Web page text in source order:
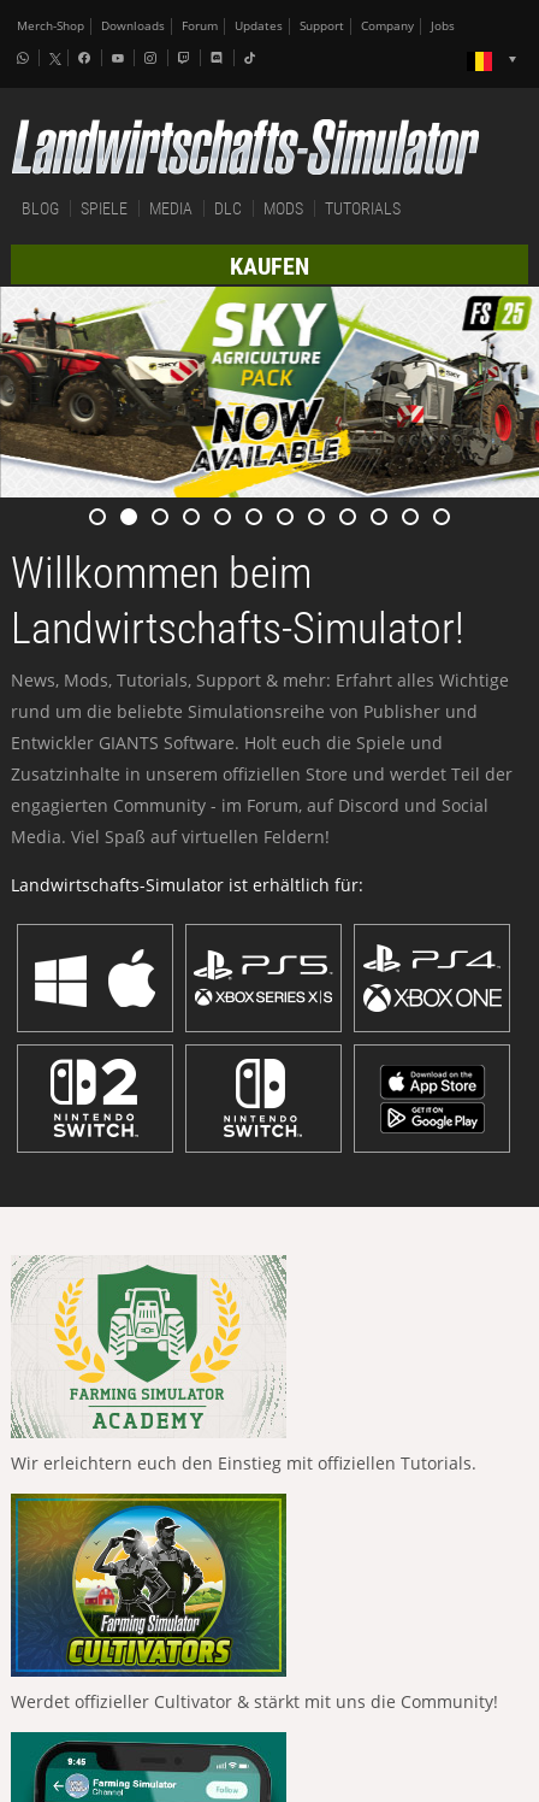
Merch-Shop Downloads Forum Updates Support Company Jobs
BLOG SPIELE MEDIA DLC MODS TUTORIALS
KAUFEN
Willkommen beim
Landwirtschafts-Simulator!
News, Mods, Tutorials, Support & mehr: Erfahrt alles Wichtige
rund um die beliebte Simulationsreihe von Publisher und
Entwickler GIANTS Software. Holt euch die Spiele und
Zusatzinhalte in unserem offiziellen Store und werdet Teil der
engagierten Community - im Forum, auf Discord und Social
Media. Viel Spaß auf virtuellen Feldern!
Landwirtschafts-Simulator ist erhältlich für:
Wir erleichtern euch den Einstieg mit offiziellen Tutorials.
Werdet offizieller Cultivator & stärkt mit uns die Community!